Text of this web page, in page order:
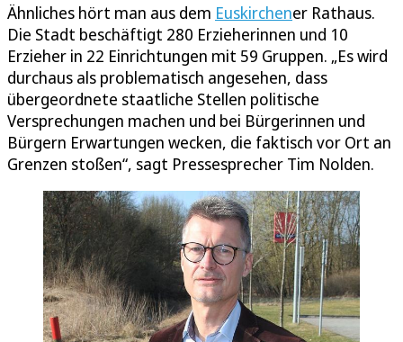
Ähnliches hört man aus dem Euskirchener Rathaus.
Die Stadt beschäftigt 280 Erzieherinnen und 10
Erzieher in 22 Einrichtungen mit 59 Gruppen. „Es wird
durchaus als problematisch angesehen, dass
übergeordnete staatliche Stellen politische
Versprechungen machen und bei Bürgerinnen und
Bürgern Erwartungen wecken, die faktisch vor Ort an
Grenzen stoßen“, sagt Pressesprecher Tim Nolden.